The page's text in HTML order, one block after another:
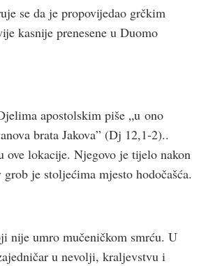
se da je propovijedao grčkim
kasnije prenesene u Duomo
apostolskim piše „u ono
brata Jakova” (Dj 12,1-2)..
lokacije. Njegovo je tijelo nakon
je stoljećima mjesto hodočašća.
nije umro mučeničkom smrću. U
u nevolji, kraljevstvu i